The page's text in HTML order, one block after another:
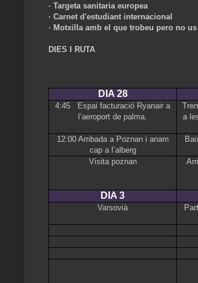
· Targeta sanitaria europea
· Carnet d'estudiant internacional
· Motxilla amb el que trobeu pero no
DIES I RUTA
DIA 28
4:45 Espai facturació Ryanair a
l’aeroport de palma.
a
12:00 Arribada a Poznan i anam
cap a l’alberg
Visita poznan
DIA 3
Varsovià